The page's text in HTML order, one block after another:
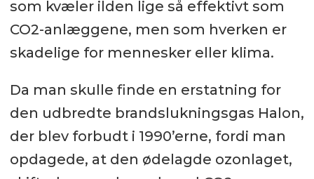
som kvæler ilden lige så effektivt som
CO2-anlæggene, men som hverken er
skadelige for mennesker eller klima.
Da man skulle finde en erstatning for
den udbredte brandslukningsgas Halon,
der blev forbudt i 1990’erne, fordi man
opdagede, at den ødelagde ozonlaget,